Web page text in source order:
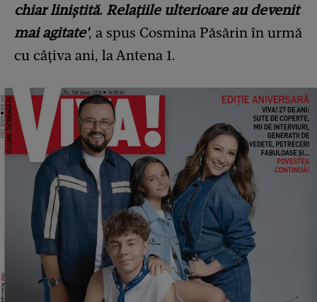
chiar liniştită. Relaţiile ulterioare au devenit
mai agitate', a spus Cosmina Păsărin în urmă
cu câțiva ani, la Antena 1.